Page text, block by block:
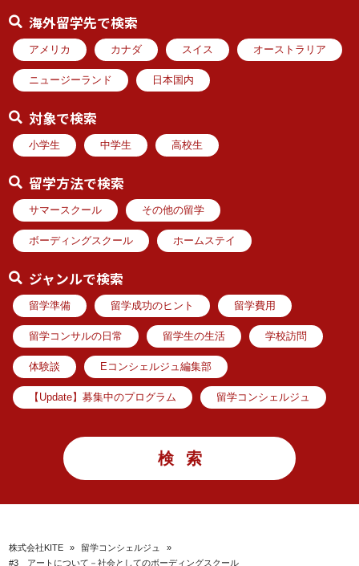
海外留学先で検索
アメリカ カナダ スイス オーストラリア
ニュージーランド 日本国内
対象で検索
小学生 中学生 高校生
留学方法で検索
サマースクール その他の留学
ボーディングスクール ホームステイ
ジャンルで検索
留学準備 留学成功のヒント 留学費用
留学コンサルの日常 留学生の生活 学校訪問
体験談 Eコンシェルジュ編集部
【Update】募集中のプログラム 留学コンシェルジュ
株式会社KITE » 留学コンシェルジュ
»
#3 アートについて－社会としてのボーディングスクール